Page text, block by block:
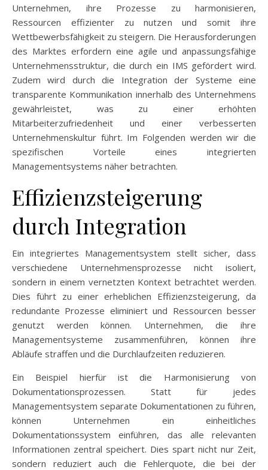
Unternehmen, ihre Prozesse zu harmonisieren,
Ressourcen effizienter zu nutzen und somit ihre
Wettbewerbsfähigkeit zu steigern. Die Herausforderungen
des Marktes erfordern eine agile und anpassungsfähige
Unternehmensstruktur, die durch ein IMS gefördert wird.
Zudem wird durch die Integration der Systeme eine
transparente Kommunikation innerhalb des Unternehmens
gewährleistet, was zu einer erhöhten
Mitarbeiterzufriedenheit und einer verbesserten
Unternehmenskultur führt. Im Folgenden werden wir die
spezifischen Vorteile eines integrierten
Managementsystems näher betrachten.
Effizienzsteigerung
durch Integration
Ein integriertes Managementsystem stellt sicher, dass
verschiedene Unternehmensprozesse nicht isoliert,
sondern in einem vernetzten Kontext betrachtet werden.
Dies führt zu einer erheblichen Effizienzsteigerung, da
redundante Prozesse eliminiert und Ressourcen besser
genutzt werden können. Unternehmen, die ihre
Managementsysteme zusammenführen, können ihre
Abläufe straffen und die Durchlaufzeiten reduzieren.
Ein Beispiel hierfür ist die Harmonisierung von
Dokumentationsprozessen. Statt für jedes
Managementsystem separate Dokumentationen zu führen,
können Unternehmen ein einheitliches
Dokumentationssystem einführen, das alle relevanten
Informationen zentral speichert. Dies spart nicht nur Zeit,
sondern reduziert auch die Fehlerquote, die bei der